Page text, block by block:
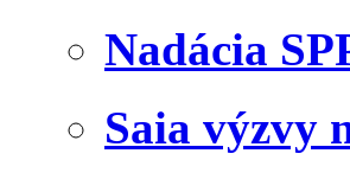
Nadácia
Saia výzvy